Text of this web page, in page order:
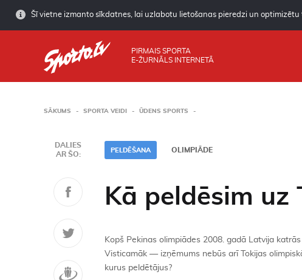
Šī vietne izmanto sīkdatnes, lai uzlabotu lietošanas pieredzi un
PIRMAIS SPORTA
E-ŽURNĀLS INTERNETĀ
SĀKUMS SPORTA VEIDI ŪDENS SPORTS
DALIES
AR ŠO:
PELDĒŠANA OLIMPIĀDE
Kā peldēsim uz
Kopš Pekinas olimpiādes 2008. gadā Latvija
Visticamāk — izņēmums nebūs arī Tokijas
kurus peldētājus?